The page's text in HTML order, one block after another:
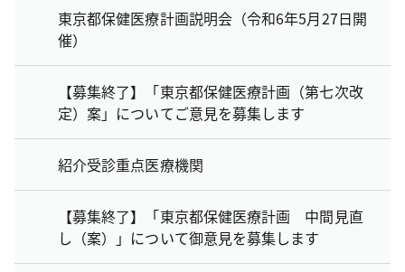
東京都保健医療計画説明会（令和6年5月27日開
催）
【募集終了】「東京都保健医療計画（第七次改
定）案」についてご意見を募集します
紹介受診重点医療機関
【募集終了】「東京都保健医療計画 中間見直
し（案）」について御意見を募集します